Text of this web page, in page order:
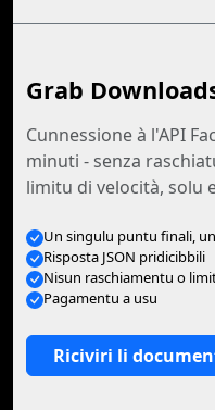
Grab
Cunnessione à l'API
minuti - senza
limitu di velocità, solu
Un singulu puntu finali,
Risposta JSON pridicibbili
Nisun raschiamentu o
Pagamentu a usu
Riciviri li